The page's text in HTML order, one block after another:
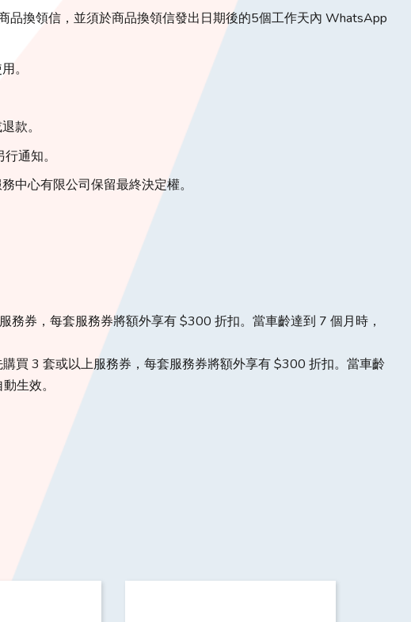
品換領信，並須於商品換領信發出日期後的5個工作天內 WhatsApp
。
款。
通知。
中心有限公司保留最終決定權。
務券，每套服務券將額外享有 $300 折扣。當車齡達到 7 個月時，
買 3 套或以上服務券，每套服務券將額外享有 $300 折扣。當車齡
生效。